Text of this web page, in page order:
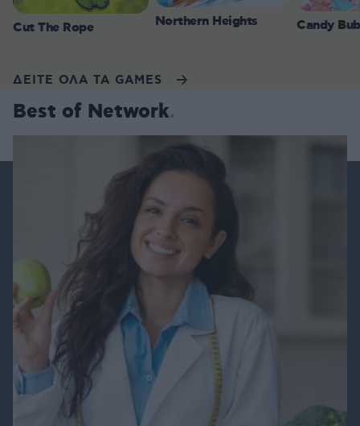
Cut The Rope Northern Heights Candy
ΔΕΙΤΕ ΟΛΑ ΤΑ GAMES
Best of Network